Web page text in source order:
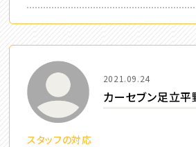
2021.09.24
カーセブン足立平
スタッフの対応